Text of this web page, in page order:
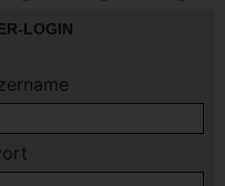
LOGIN